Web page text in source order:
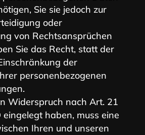
Sie sie jedoch zur
oder
von Rechtsansprüchen
Sie das Recht, statt der
der
personenbezogenen
Widerspruch nach Art. 21
eingelegt haben, muss eine
Ihren und unseren